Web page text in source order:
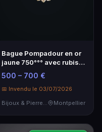
Bague Pompadour en or
jaune 750°°° avec rubis
et diamants
500 – 700 €
📅 Invendu le 03/07/2026
Bijoux & Pierres Précieuses
Montpellier